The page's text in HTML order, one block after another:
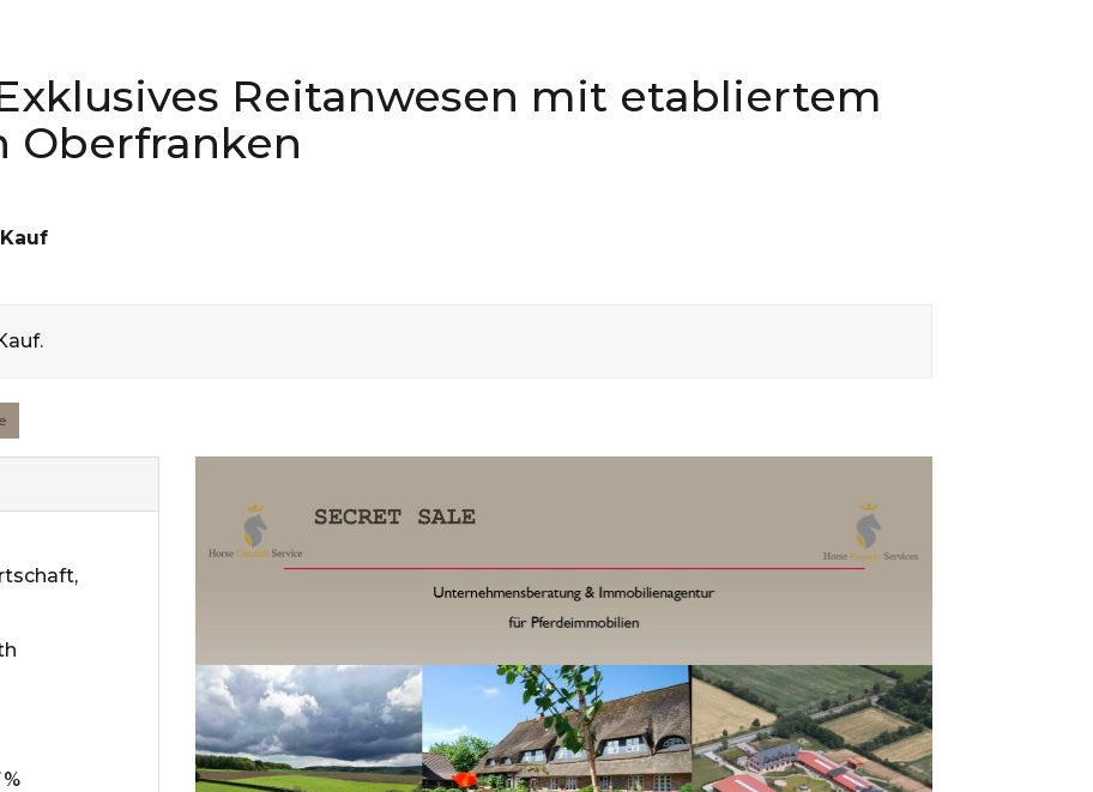
Exklusives Reitanwesen mit etabliertem
Oberfranken